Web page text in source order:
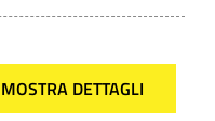
MOSTRA DETTAGLI